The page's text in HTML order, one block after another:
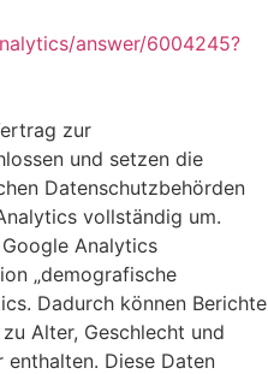
answer/6004245?
zur
und setzen die
Datenschutzbehörden
vollständig um.
Analytics
„demografische
Dadurch können Berichte
Alter, Geschlecht und
enthalten. Diese Daten